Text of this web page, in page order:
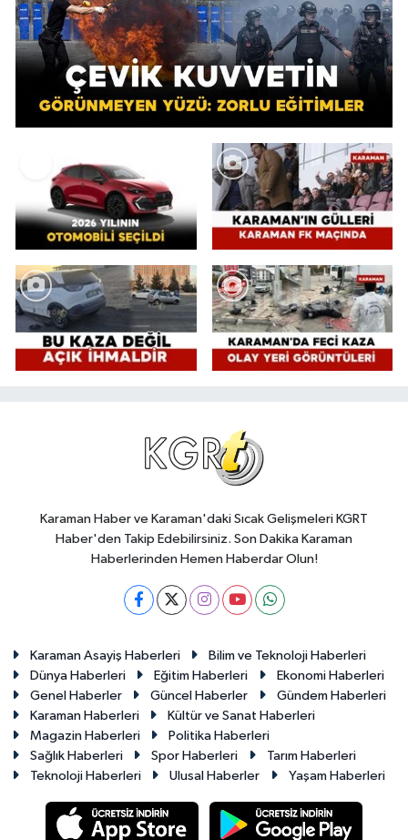
Karaman Haber ve Karaman'daki Sıcak Gelişmeleri KGRT
Haber'den Takip Edebilirsiniz. Son Dakika Karaman
Haberlerinden Hemen Haberdar Olun!
Karaman Asayiş Haberleri
Bilim ve Teknoloji Haberleri
Dünya Haberleri
Eğitim Haberleri
Ekonomi Haberleri
Genel Haberler
Güncel Haberler
Gündem Haberleri
Karaman Haberleri
Kültür ve Sanat Haberleri
Magazin Haberleri
Politika Haberleri
Sağlık Haberleri
Spor Haberleri
Tarım Haberleri
Teknoloji Haberleri
Ulusal Haberler Yaşam Haberleri